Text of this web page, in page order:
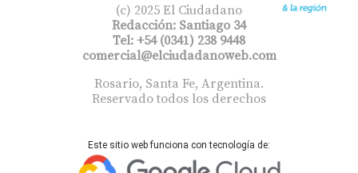
(c) 2025 El Ciudadano
Redacción: Santiago 34
Tel: +54 (0341) 238 9448
comercial@elciudadanoweb.com​
Rosario, Santa Fe, Argentina.
Reservado todos los derechos
Este sitio web funciona con tecnología de: